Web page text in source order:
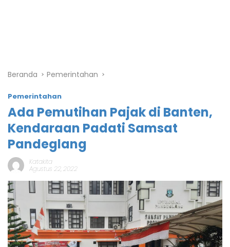
Beranda Pemerintahan
Pemerintahan
Ada Pemutihan Pajak di Banten,
Kendaraan Padati Samsat
Pandeglang
Katakita
Agustus 22, 2022